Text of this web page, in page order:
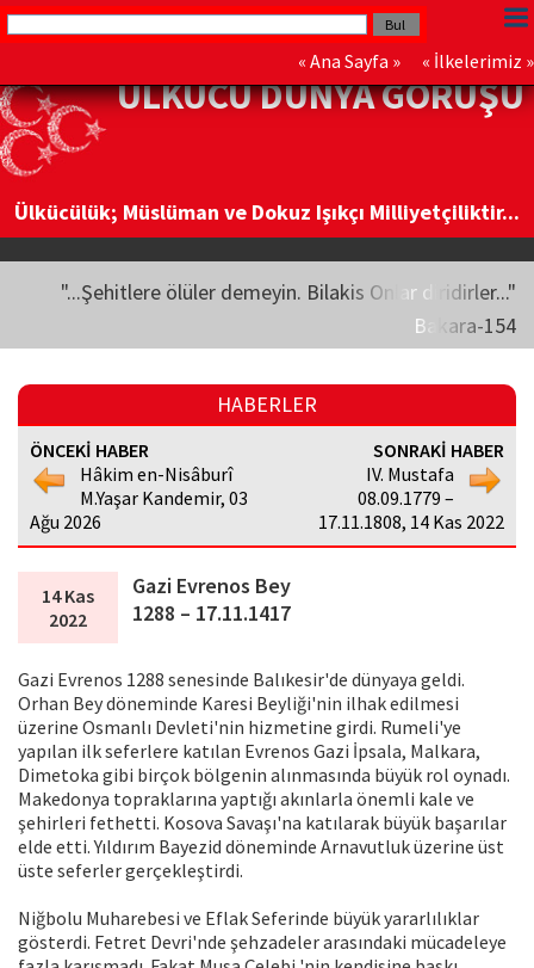
« Ana Sayfa » « İlkelerimiz »
ÜLKÜCÜ DÜNYA GÖRÜŞÜ
Ülkücülük; Müslüman ve Dokuz Işıkçı Milliyetçiliktir...
"...Şehitlere ölüler demeyin. Bilakis Onlar diridirler..."
Bakara-154
HABERLER
ÖNCEKİ HABER
Hâkim en-Nisâburî
M.Yaşar Kandemir, 03
Ağu 2026
SONRAKİ HABER
IV. Mustafa
08.09.1779 –
17.11.1808, 14 Kas 2022
14 Kas
2022
Gazi Evrenos Bey
1288 – 17.11.1417
Gazi Evrenos 1288 senesinde Balıkesir'de dünyaya geldi.
Orhan Bey döneminde Karesi Beyliği'nin ilhak edilmesi
üzerine Osmanlı Devleti'nin hizmetine girdi. Rumeli'ye
yapılan ilk seferlere katılan Evrenos Gazi İpsala, Malkara,
Dimetoka gibi birçok bölgenin alınmasında büyük rol oynadı.
Makedonya topraklarına yaptığı akınlarla önemli kale ve
şehirleri fethetti. Kosova Savaşı'na katılarak büyük başarılar
elde etti. Yıldırım Bayezid döneminde Arnavutluk üzerine üst
üste seferler gerçekleştirdi.
Niğbolu Muharebesi ve Eflak Seferinde büyük yararlılıklar
gösterdi. Fetret Devri'nde şehzadeler arasındaki mücadeleye